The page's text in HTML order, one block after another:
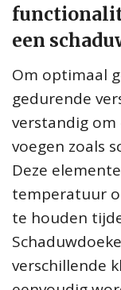
een
Om optimaal
gedurende
verstandig
voegen zoals
Deze
temperatuur
te houden
verschillende